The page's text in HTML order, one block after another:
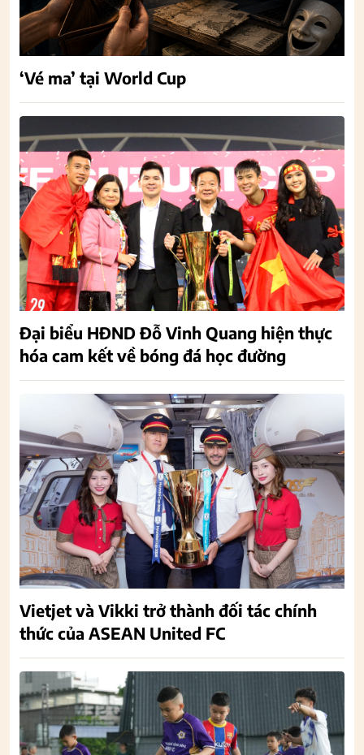
‘Vé ma’ tại World Cup
Đại biểu HĐND Đỗ Vinh Quang hiện thực
hóa cam kết về bóng đá học đường
Vietjet và Vikki trở thành đối tác chính
thức của ASEAN United FC